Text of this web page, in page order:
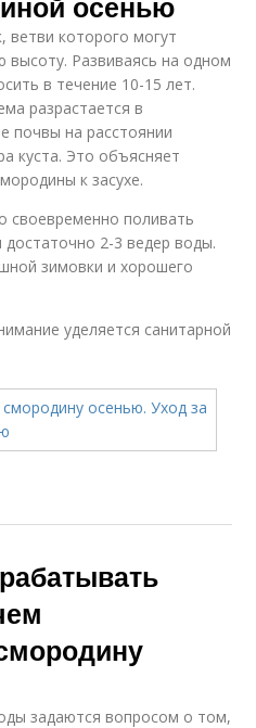
ветви которого могут
высоту. Развиваясь на одном
в течение 10-15 лет.
разрастается в
почвы на расстоянии
куста. Это объясняет
к засухе.
своевременно поливать
достаточно 2-3 ведер воды.
зимовки и хорошего
уделяется санитарной
задаются вопросом о том,